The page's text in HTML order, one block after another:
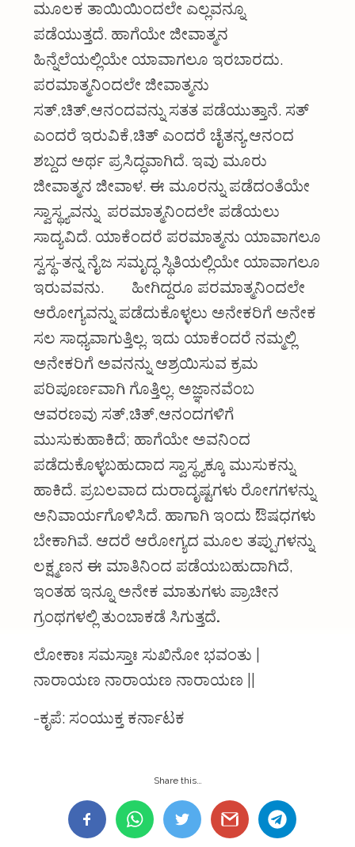
ಮೂಲಕ ತಾಯಿಯಿಂದಲೇ ಎಲ್ಲವನ್ನೂ
ಪಡೆಯುತ್ತದೆ. ಹಾಗೆಯೇ ಜೀವಾತ್ಮನ
ಹಿನ್ನೆಲೆಯಲ್ಲಿಯೇ ಯಾವಾಗಲೂ ಇರಬಾರದು.
ಪರಮಾತ್ಮನಿಂದಲೇ ಜೀವಾತ್ಮನು
ಸತ್,ಚಿತ್,ಆನಂದವನ್ನು ಸತತ ಪಡೆಯುತ್ತಾನೆ. ಸತ್
ಎಂದರೆ ಇರುವಿಕೆ,ಚಿತ್ ಎಂದರೆ ಚೈತನ್ಯ,ಆನಂದ
ಶಬ್ದದ ಅರ್ಥ ಪ್ರಸಿದ್ಧವಾಗಿದೆ. ಇವು ಮೂರು
ಜೀವಾತ್ಮನ ಜೀವಾಳ. ಈ ಮೂರನ್ನು ಪಡೆದಂತೆಯೇ
ಸ್ವಾಸ್ಥ್ಯವನ್ನು ಪರಮಾತ್ಮನಿಂದಲೇ ಪಡೆಯಲು
ಸಾದ್ಯವಿದೆ. ಯಾಕೆಂದರೆ ಪರಮಾತ್ಮನು ಯಾವಾಗಲೂ
ಸ್ವಸ್ಥ-ತನ್ನ ನೈಜ ಸಮೃದ್ಧ ಸ್ಥಿತಿಯಲ್ಲಿಯೇ ಯಾವಾಗಲೂ
ಇರುವವನು. ಹೀಗಿದ್ದರೂ ಪರಮಾತ್ಮನಿಂದಲೇ
ಆರೋಗ್ಯವನ್ನು ಪಡೆದುಕೊಳ್ಳಲು ಅನೇಕರಿಗೆ ಅನೇಕ
ಸಲ ಸಾಧ್ಯವಾಗುತ್ತಿಲ್ಲ. ಇದು ಯಾಕೆಂದರೆ ನಮ್ಮಲ್ಲಿ
ಅನೇಕರಿಗೆ ಅವನನ್ನು ಆಶ್ರಯಿಸುವ ಕ್ರಮ
ಪರಿಪೂರ್ಣವಾಗಿ ಗೊತ್ತಿಲ್ಲ. ಅಜ್ಞಾನವೆಂಬ
ಆವರಣವು ಸತ್,ಚಿತ್,ಆನಂದಗಳಿಗೆ
ಮುಸುಕುಹಾಕಿದೆ; ಹಾಗೆಯೇ ಅವನಿಂದ
ಪಡೆದುಕೊಳ್ಳಬಹುದಾದ ಸ್ವಾಸ್ಥ್ಯಕ್ಕೂ ಮುಸುಕನ್ನು
ಹಾಕಿದೆ. ಪ್ರಬಲವಾದ ದುರಾದೃಷ್ಟಗಳು ರೋಗಗಳನ್ನು
ಅನಿವಾರ್ಯಗೊಳಿಸಿದೆ. ಹಾಗಾಗಿ ಇಂದು ಔಷಧಗಳು
ಬೇಕಾಗಿವೆ. ಆದರೆ ಆರೋಗ್ಯದ ಮೂಲ ತಪ್ಪುಗಳನ್ನು
ಲಕ್ಷ್ಮಣನ ಈ ಮಾತಿನಿಂದ ಪಡೆಯಬಹುದಾಗಿದೆ,
ಇಂತಹ ಇನ್ನೂ ಅನೇಕ ಮಾತುಗಳು ಪ್ರಾಚೀನ
ಗ್ರಂಥಗಳಲ್ಲಿ ತುಂಬಾಕಡೆ ಸಿಗುತ್ತದೆ.
ಲೋಕಾಃ ಸಮಸ್ತಾಃ ಸುಖಿನೋ ಭವಂತು |
ನಾರಾಯಣ ನಾರಾಯಣ ನಾರಾಯಣ ||
-ಕೃಪೆ: ಸಂಯುಕ್ತ ಕರ್ನಾಟಕ
Share this…